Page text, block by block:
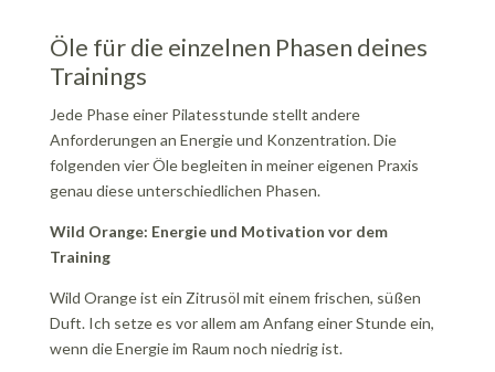
Öle für die einzelnen Phasen deines
Trainings
Jede Phase einer Pilatesstunde stellt andere
Anforderungen an Energie und Konzentration. Die
folgenden vier Öle begleiten in meiner eigenen Praxis
genau diese unterschiedlichen Phasen.
Wild Orange: Energie und Motivation vor dem
Training
Wild Orange ist ein Zitrusöl mit einem frischen, süßen
Duft. Ich setze es vor allem am Anfang einer Stunde ein,
wenn die Energie im Raum noch niedrig ist.